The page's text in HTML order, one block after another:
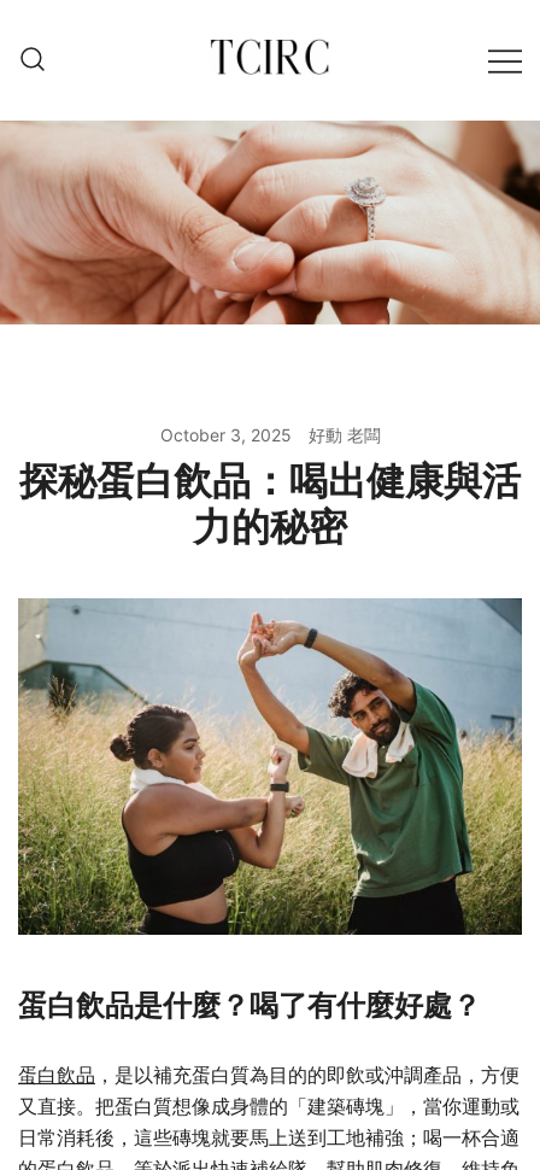
content
October 3, 2025 好動 老闆
探秘蛋白飲品：喝出健康與活
力的秘密
蛋白飲品是什麼？喝了有什麼好處？
蛋白飲品 ，是以補充蛋白質為目的的即飲或沖調產品，方便
又直接。把蛋白質想像成身體的「建築磚塊」，當你運動或
日常消耗後，這些磚塊就要馬上送到工地補強；喝一杯合適